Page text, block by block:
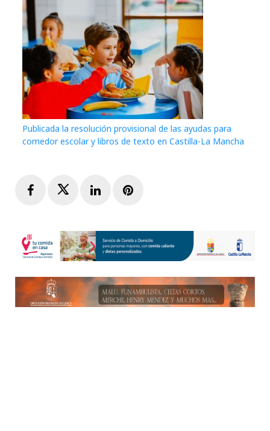
Publicada la resolución provisional de las ayudas para
comedor escolar y libros de texto en Castilla-La Mancha
FacebookTwitterLinkedInPinterest